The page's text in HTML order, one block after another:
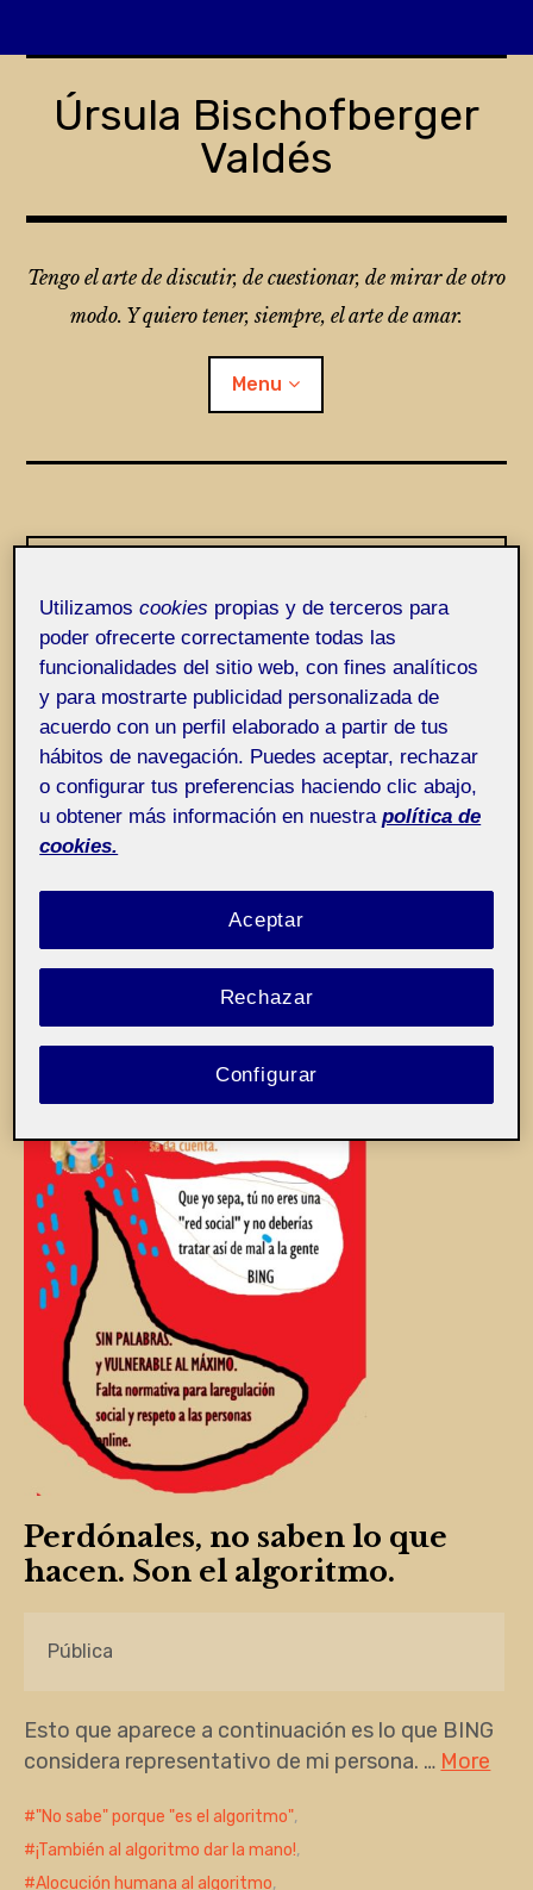
contentÚrsula Bischofberger
Valdés
Tengo el arte de discutir, de cuestionar, de mirar de otro
modo. Y quiero tener, siempre, el arte de amar.
Menu
Entrada de incidencias o sugerencias
Perdónales, no saben lo que
hacen. Son el algoritmo.
Pública
Esto que aparece a continuación es lo que BING
considera representativo de mi persona. … More
"No sabe" porque "es el algoritmo",
¡También al algoritmo dar la mano!,
Alocución humana al algoritmo,
Utilizamoscookies propias y de terceros para
poder ofrecerte correctamente todas las
funcionalidades del sitio web, con fines analíticos
y para mostrarte publicidad personalizada de
acuerdo con un perfil elaborado a partir de tus
hábitos de navegación. Puedes aceptar, rechazar
o configurar tus preferencias haciendo clic abajo,
u obtener más información en nuestra política de
cookies.
Rechazar
Aceptar
Configurar